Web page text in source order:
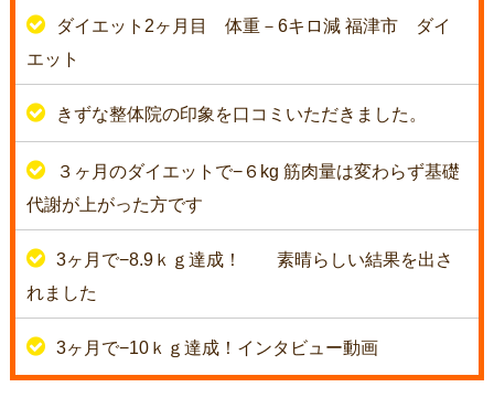
ダイエット2ヶ月目 体重－6キロ減 福津市 ダイ
エット
きずな整体院の印象を口コミいただきました。
３ヶ月のダイエットで−６kg 筋肉量は変わらず基礎
代謝が上がった方です
3ヶ月で−8.9ｋｇ達成！
素晴らしい結果を出さ
れました
3ヶ月で−10ｋｇ達成！インタビュー動画